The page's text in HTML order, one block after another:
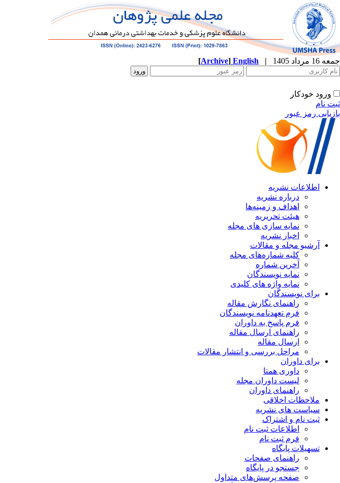
جمعه 16 مرداد 1405 |
English
[Archive]
ورود خودکار
ثبت نام
بازیابی رمز عبور
اطلاعات نشریه
درباره نشریه
اهداف و زمینه‌ها
هیئت تحریریه
نمایه سازی های مجله
اخبار نشریه
آرشیو مجله و مقالات
کلیه شماره‌های مجله
آخرین شماره
نمایه نویسندگان
نمایه واژه های کلیدی
برای نویسندگان
راهنمای نگارش مقاله
فرم تعهدنامه نویسندگان
فرم پاسخ به داوران
راهنمای ارسال مقاله
ارسال مقاله
مراحل بررسی و انتشار مقالات
برای داوران
داوری همتا
لیست داوران مجله
راهنمای داوران
ملاحظات اخلاقی
سیاست های نشریه
ثبت نام و اشتراک
اطلاعات ثبت نام
فرم ثبت نام
تسهیلات پایگاه
راهنمای صفحات
جستجو در پایگاه
صفحه پرسش‌های متداول